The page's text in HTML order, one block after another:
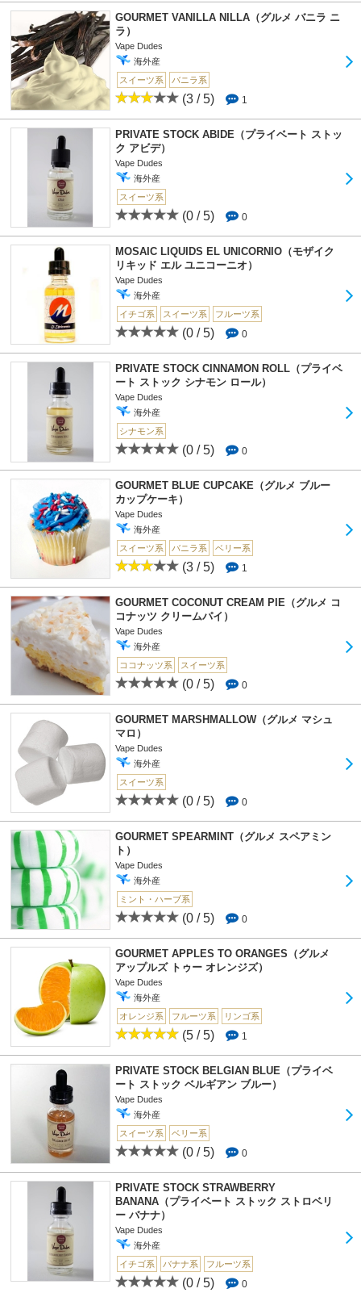
GOURMET VANILLA NILLA（グルメ バニラ ニ
ラ）
Vape Dudes
海外産
スイーツ系
バニラ系
(3 / 5) 1
PRIVATE STOCK ABIDE（プライベート ストッ
ク アビデ）
Vape Dudes
海外産
スイーツ系
(0 / 5) 0
MOSAIC LIQUIDS EL UNICORNIO（モザイク
リキッド エル ユニコーニオ）
Vape Dudes
海外産
イチゴ系
スイーツ系 フルーツ系
(0 / 5) 0
PRIVATE STOCK CINNAMON ROLL（プライベ
ート ストック シナモン ロール）
Vape Dudes
海外産
シナモン系
(0 / 5) 0
GOURMET BLUE CUPCAKE（グルメ ブルー
カップケーキ）
Vape Dudes
海外産
スイーツ系
バニラ系 ベリー系
(3 / 5) 1
GOURMET COCONUT CREAM PIE（グルメ コ
コナッツ クリームパイ）
Vape Dudes
海外産
ココナッツ系
スイーツ系
(0 / 5) 0
GOURMET MARSHMALLOW（グルメ マシュ
マロ）
Vape Dudes
海外産
スイーツ系
(0 / 5) 0
GOURMET SPEARMINT（グルメ スペアミン
ト）
Vape Dudes
海外産
ミント・ハーブ系
(0 / 5) 0
GOURMET APPLES TO ORANGES（グルメ
アップルズ トゥー オレンジズ）
Vape Dudes
海外産
オレンジ系
フルーツ系 リンゴ系
(5 / 5) 1
PRIVATE STOCK BELGIAN BLUE（プライベ
ート ストック ベルギアン ブルー）
Vape Dudes
海外産
スイーツ系
ベリー系
(0 / 5) 0
PRIVATE STOCK STRAWBERRY
BANANA（プライベート ストック ストロベリ
ー バナナ）
Vape Dudes
海外産
イチゴ系
バナナ系 フルーツ系
(0 / 5) 0